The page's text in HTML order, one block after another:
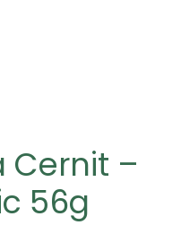
Cernit –
56g